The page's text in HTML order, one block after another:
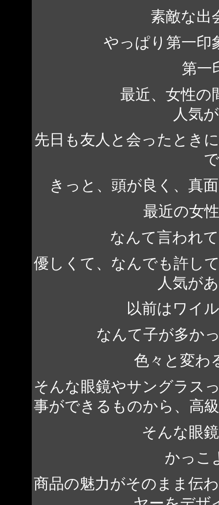
素敵な出
やっぱり第一印
第一
最近、女性の
人気
先日も友人と会ったとき
きっと、頭が良く、真
最近の女
なんて言われ
優しくて、なんでも許し
人気が
以前はワイ
なんて子が多か
色々と変わ
そんな眼鏡やサングラス
事ができるものから、高
そんな眼
かっこ
商品の魅力がそのまま伝